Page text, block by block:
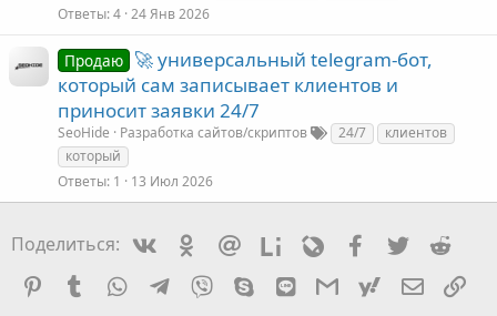
Ответы 4 24 Янв 2026
Продаю 🚀 универсальный telegram-бот,
который сам записывает клиентов и
приносит заявки 24/7
SeoHide Разработка сайтов/скриптов 24/7
клиентов
который
Ответы 1 13 Июл 2026
Поделиться: VkontakteOdnoklassniki
Mail.ruLiveinternetLivejournalFacebook
Twitter
Pinterest
Tumblr WhatsAppTelegram
Viber Skype LineGmailyahoomail